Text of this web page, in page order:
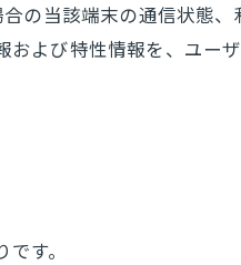
の当該端末の通信状態
よび特性情報を、ユー
す。